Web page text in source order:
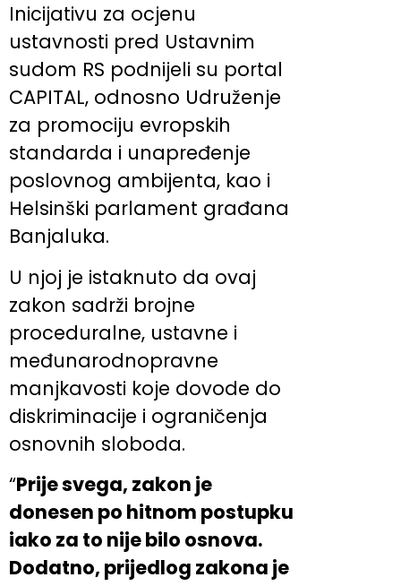
Inicijativu za ocjenu
ustavnosti pred Ustavnim
sudom RS podnijeli su portal
CAPITAL, odnosno Udruženje
za promociju evropskih
standarda i unapređenje
poslovnog ambijenta, kao i
Helsinški parlament građana
Banjaluka.
U njoj je istaknuto da ovaj
zakon sadrži brojne
proceduralne, ustavne i
međunarodnopravne
manjkavosti koje dovode do
diskriminacije i ograničenja
osnovnih sloboda.
“Prije svega, zakon je
donesen po hitnom postupku
iako za to nije bilo osnova.
Dodatno, prijedlog zakona je